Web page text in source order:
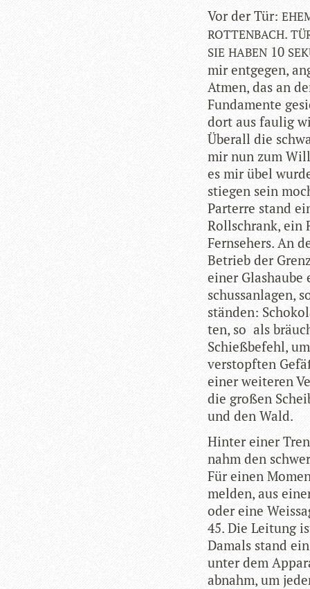
Vor der Tür:
ROTTENBACH.
SIE HABEN 10
mir ent­ge­gen,
Atmen, das an
Fun­da­mente
dort aus fau­lig
Über­all die
mir nun zum
es mir übel
stie­gen sein
Par­terre stand
Roll­schrank, ein
Fern­se­hers. An
Betrieb der
einer
schuss­an­la­gen,
stän­den:
ten, so als
Schieß­be­fehl,
ver­stopf­ten
einer wei­te­ren
die gro­ßen
und den Wald.
Hin­ter einer
nahm den
Für einen
mel­den, aus
oder eine
45. Die Lei­tung
Damals stand
unter dem
abnahm, um